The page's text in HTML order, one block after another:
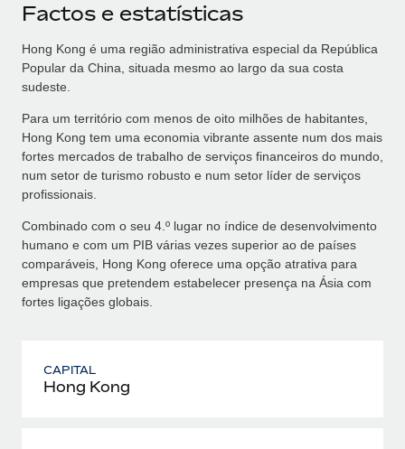
Factos e estatísticas
Hong Kong é uma região administrativa especial da República
Popular da China, situada mesmo ao largo da sua costa
sudeste.
Para um território com menos de oito milhões de habitantes,
Hong Kong tem uma economia vibrante assente num dos mais
fortes mercados de trabalho de serviços financeiros do mundo,
num setor de turismo robusto e num setor líder de serviços
profissionais.
Combinado com o seu 4.º lugar no índice de desenvolvimento
humano e com um PIB várias vezes superior ao de países
comparáveis, Hong Kong oferece uma opção atrativa para
empresas que pretendem estabelecer presença na Ásia com
fortes ligações globais.
CAPITAL
Hong Kong